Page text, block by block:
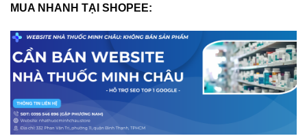
MUA NHANH TẠI SHOPEE: